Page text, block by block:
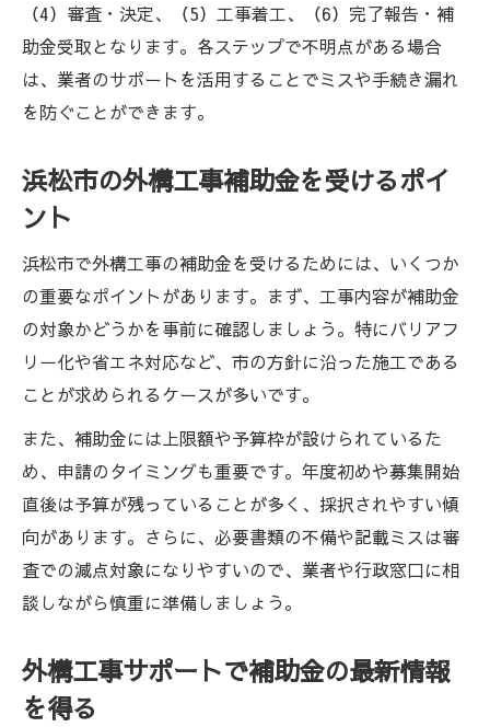
（4）審査・決定、（5）工事着工、（6）完了報告・補
助金受取となります。各ステップで不明点がある場合
は、業者のサポートを活用することでミスや手続き漏れ
を防ぐことができます。
浜松市の外構工事補助金を受けるポイ
ント
浜松市で外構工事の補助金を受けるためには、いくつか
の重要なポイントがあります。まず、工事内容が補助金
の対象かどうかを事前に確認しましょう。特にバリアフ
リー化や省エネ対応など、市の方針に沿った施工である
ことが求められるケースが多いです。
また、補助金には上限額や予算枠が設けられているた
め、申請のタイミングも重要です。年度初めや募集開始
直後は予算が残っていることが多く、採択されやすい傾
向があります。さらに、必要書類の不備や記載ミスは審
査での減点対象になりやすいので、業者や行政窓口に相
談しながら慎重に準備しましょう。
外構工事サポートで補助金の最新情報
を得る